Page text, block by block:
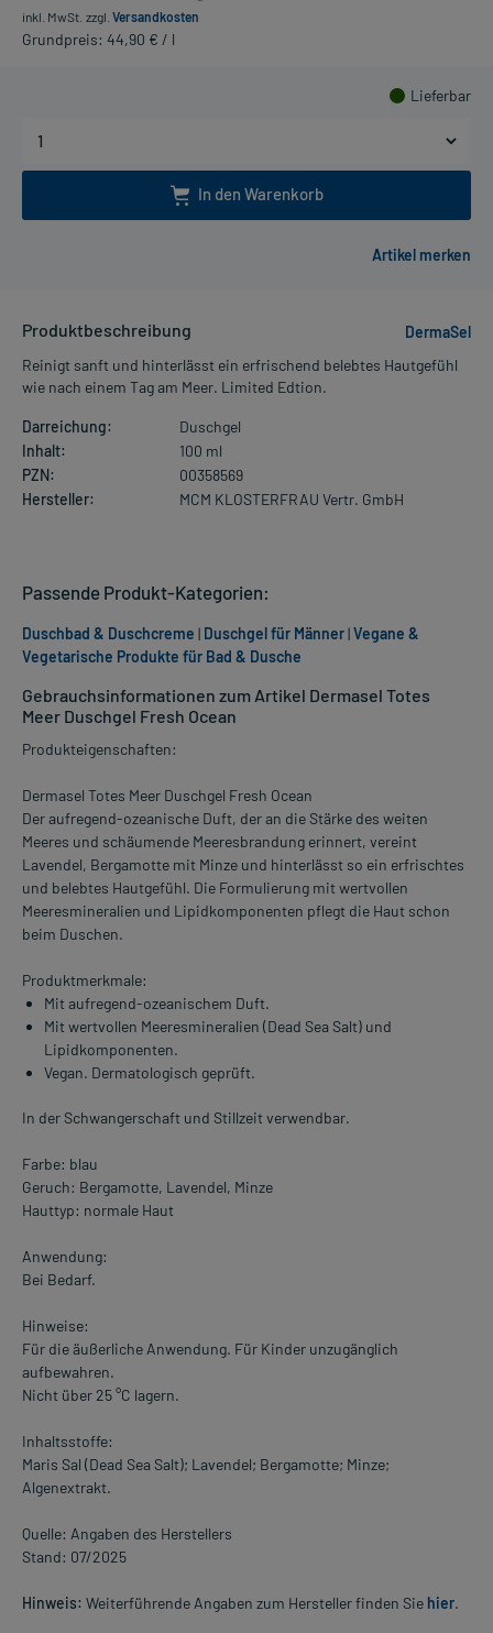
inkl. MwSt. zzgl. Versandkosten
Grundpreis: 44,90 € / l
Lieferbar
In den Warenkorb
Produktbeschreibung
DermaSel
Reinigt sanft und hinterlässt ein erfrischend belebtes Hautgefühl
wie nach einem Tag am Meer. Limited Edtion.
Darreichung:
Duschgel
Inhalt:
100 ml
PZN:
00358569
Hersteller:
MCM KLOSTERFRAU Vertr. GmbH
Gebrauchsinformationen zum Artikel Dermasel Totes
Meer Duschgel Fresh Ocean
Produkteigenschaften:
Dermasel Totes Meer Duschgel Fresh Ocean
Der aufregend-ozeanische Duft, der an die Stärke des weiten
Meeres und schäumende Meeresbrandung erinnert, vereint
Lavendel, Bergamotte mit Minze und hinterlässt so ein erfrischtes
und belebtes Hautgefühl. Die Formulierung mit wertvollen
Meeresmineralien und Lipidkomponenten pflegt die Haut schon
beim Duschen.
Produktmerkmale:
Mit aufregend-ozeanischem Duft.
Mit wertvollen Meeresmineralien (Dead Sea Salt) und
Lipidkomponenten.
Vegan. Dermatologisch geprüft.
In der Schwangerschaft und Stillzeit verwendbar.
Farbe: blau
Geruch: Bergamotte, Lavendel, Minze
Hauttyp: normale Haut
Anwendung:
Bei Bedarf.
Hinweise:
Für die äußerliche Anwendung. Für Kinder unzugänglich
aufbewahren.
Nicht über 25 °C lagern.
Inhaltsstoffe:
Maris Sal (Dead Sea Salt); Lavendel; Bergamotte; Minze;
Algenextrakt.
Quelle: Angaben des Herstellers
Stand: 07/2025
Hinweis: Weiterführende Angaben zum Hersteller finden Sie hier.
Passende Produkt-Kategorien:
Duschbad & Duschcreme | Duschgel für Männer|Vegane &
Vegetarische Produkte für Bad & Dusche